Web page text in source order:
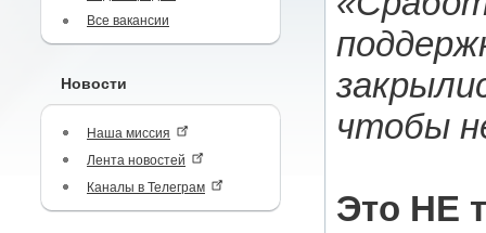
Все вакансии
Новости
Наша миссия
Лента новостей
Каналы в Телеграм
чтобы
Это НЕ